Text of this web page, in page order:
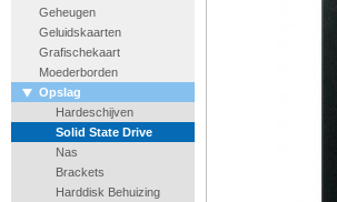
Geheugen
Geluidskaarten
Grafischekaart
Moederborden
Opslag
Hardeschijven
Solid State Drive
Nas
Brackets
Harddisk Behuizing